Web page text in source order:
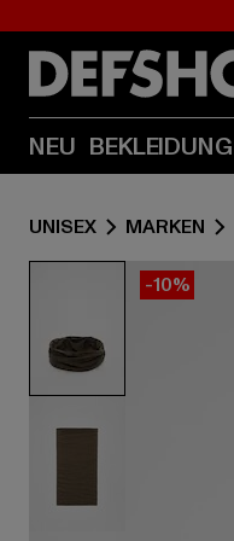
NEU BEKLEIDUNG
UNISEX MARKEN
-10%